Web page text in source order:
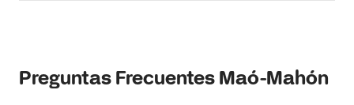
Preguntas Frecuentes Maó-Mahón